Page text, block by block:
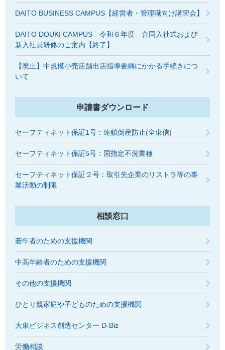
DAITO BUSINESS CAMPUS【経営者・管理職向け講習会】
DAITO DOUKI CAMPUS 令和６年度 合同入社式および
新入社員研修のご案内【終了】
【廃止】中規模小売店舗出店指導要綱にかかる手続きにつ
いて
申請書ダウンロード
セーフティネット保証1号：連鎖倒産防止(全東信)
セーフティネット保証5号：国指定不況業種
セーフティネット保証２号：取引先企業のリストラ等の事
業活動の制限
相談窓口
若年者のための支援機関
中高年齢者のための支援機関
その他の支援機関
ひとり親家庭や子どものための支援機関
大東ビジネス創造センター D-Biz
労働相談